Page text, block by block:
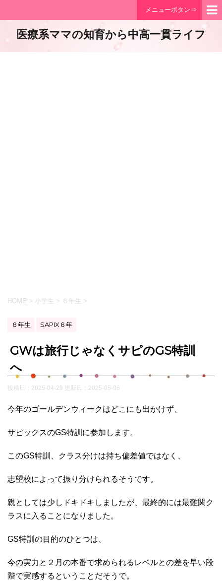
メニューボタン⇒
医療系ママの知育から中高一貫ライフ
HOME > 小学生 > ６年生 >
６年生 SAPIX６年
GWは旅行じゃなくサピのGS特訓
へ
投稿日：2025-04-29 更新日： 2025-05-06
今年のゴールデンウィークはどこにも出かけず、
サピックスのGS特訓に参加します。
このGS特訓、クラス分けは持ち偏差値ではなく、
志望校によって振り分けられるそうです。
親としては少しドキドキしましたが、最終的には最難関ク
ラスに入ることになりました。
GS特訓の目的のひとつは、
今の実力と２月の本番で求められるレベルとの差を早い段
階で実感するということだそうで。